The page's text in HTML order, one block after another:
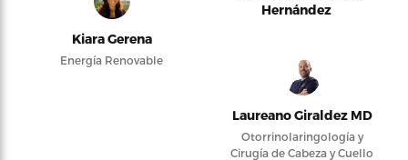
Kiara Gerena
Energía Renovable
Hernández
Laureano Giraldez MD
Otorrinolaringología y
Cirugía de Cabeza y Cuello